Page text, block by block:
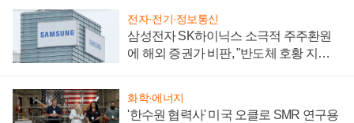
전자·전기·정보통신
삼성전자 SK하이닉스 소극적 주주환원
에 해외 증권가 비판, "반도체 호황 지속
화학·에너지
'한수원 협력사' 미국 오클로 SMR 연구용